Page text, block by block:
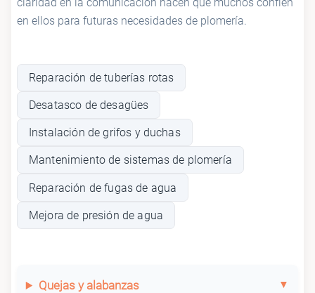
en ellos para futuras necesidades de plomería.
Reparación de tuberías rotas
Desatasco de desagües
Instalación de grifos y duchas
Mantenimiento de sistemas de plomería
Reparación de fugas de agua
Mejora de presión de agua
Quejas y alabanzas